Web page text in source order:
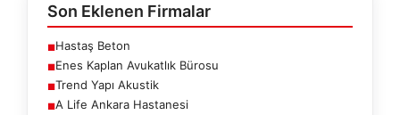
Son Eklenen Firmalar
■Hastaş Beton
■Enes Kaplan Avukatlık Bürosu
■Trend Yapı Akustik
■A Life Ankara Hastanesi